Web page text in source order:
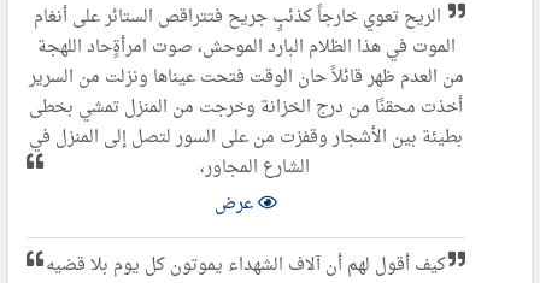
الريح تعوي خارجاً كذئبٍ جريح فتتراقص الستائر على أنغام
الموت في هذا الظلام البارد الموحش، صوت امرأةٍحاد اللهجة
من العدم ظهر قائلاً حان الوقت فتحت عيناها ونزلت من السرير
أخذت محقنًا من درج الخزانة وخرجت من المنزل تمشي بخطى
بطيئة بين الأشجار وقفزت من على السور لتصل إلى المنزل في
الشارع المجاور،
عرض
كيف أقول لهم أن آلاف الشهداء يموتون كل يوم بلا قضيه